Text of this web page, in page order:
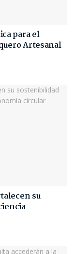
para el
Artesanal
su